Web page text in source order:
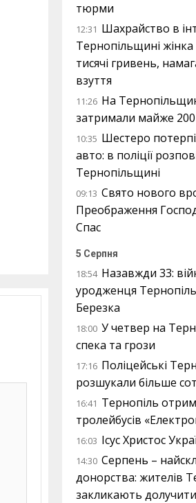
тюрми
12:31 Шахрайство в
Тернопільщині
тисячі гривень,
взуття
11:26 На
затримали майже 200
10:35 Шестеро
авто: в поліції
Тернопільщині
09:13 Свято нового
Преображення
Спас
5 Серпня
18:54 Назавжди 33:
уродженця
Березка
18:00 У четвер на
спека та грози
17:16 Поліцейські
розшукали більше
16:41 Тернопіль
тролейбусів
16:03 Ісус Христос
14:30 Серпень –
донорства: жителів
закликають